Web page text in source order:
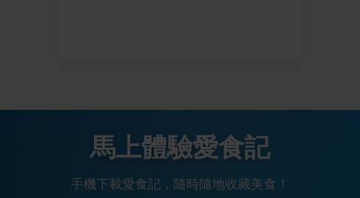
馬上體驗愛食記
手機下載愛食記，隨時隨地收藏美食！